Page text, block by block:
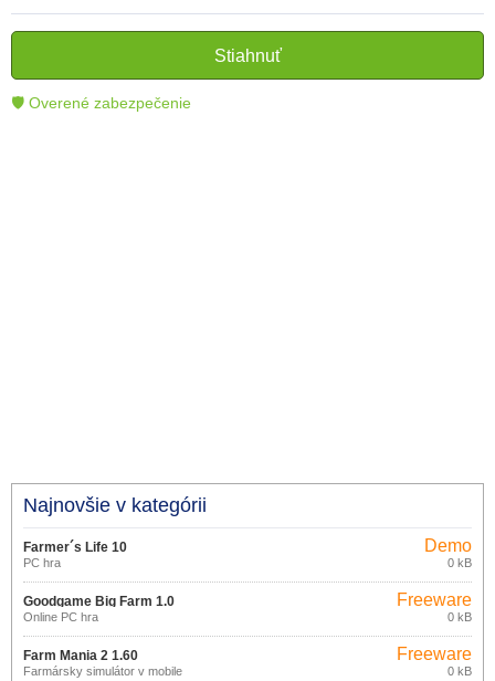
informatívnych textov, ktoré pomáhajú
čitateľom lepšie porozumieť a využiť moderné
technológie.
Stiahnuť
🛡 Overené zabezpečenie
Najnovšie v kategórii
Farmer´s Life 10
PC hra
Demo
0 kB
Goodgame Big Farm 1.0
Online PC hra
Freeware
0 kB
Farm Mania 2 1.60
Farmársky simulátor v mobile
Freeware
0 kB